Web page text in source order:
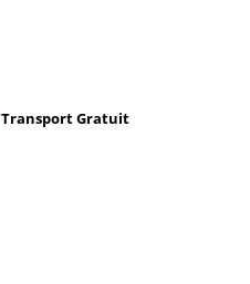
Transport Gratuit